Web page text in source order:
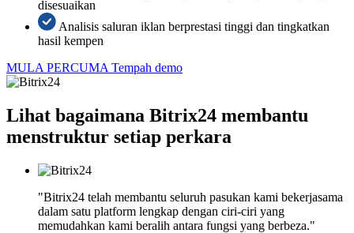
disesuaikan
Analisis saluran iklan berprestasi tinggi dan tingkatkan
hasil kempen
MULA PERCUMA Tempah demo
Lihat bagaimana Bitrix24 membantu
menstruktur setiap perkara
"Bitrix24 telah membantu seluruh pasukan kami bekerjasama
dalam satu platform lengkap dengan ciri-ciri yang
memudahkan kami beralih antara fungsi yang berbeza."